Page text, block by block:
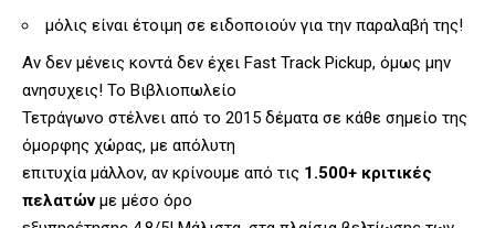
μόλις είναι έτοιμη σε ειδοποιούν για την παραλαβή της!
Αν δεν μένεις κοντά δεν έχει Fast Track Pickup, όμως μην
ανησυχεις! Το Βιβλιοπωλείο
Τετράγωνο στέλνει από το 2015 δέματα σε κάθε σημείο της
όμορφης χώρας, με απόλυτη
επιτυχία μάλλον, αν κρίνουμε από τις 1.500+ κριτικές
πελατώνμε μέσο όρο